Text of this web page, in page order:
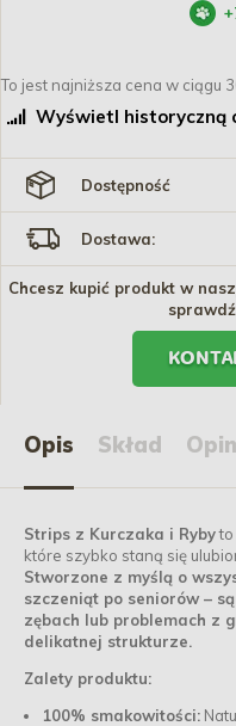
+
To jest najniższa cena w ciągu
Wyświetl historyczną
Dostępność
Dostawa:
Chcesz kupić produkt w
Opis Skład
Strips z Kurczaka i Rybyto
które szybko staną się
Stworzone z myślą o
szczeniąt po seniorów –
zębach lub problemach z
delikatnej strukturze.
Zalety produktu:
100% smakowitości: